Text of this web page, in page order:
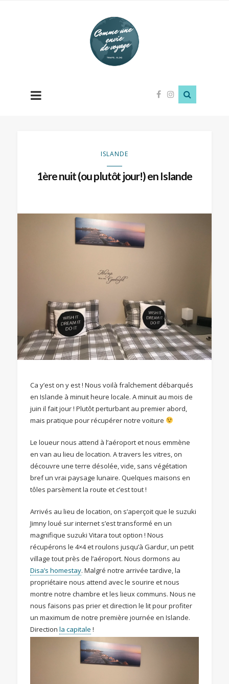
Comme
une
envie
de
ISLANDE
1ère nuit (ou plutôt jour!) en Islande
Ca y’est on y est ! Nous voilà fraîchement débarqués
en Islande à minuit heure locale. A minuit au mois de
juin il fait jour ! Plutôt perturbant au premier abord,
mais pratique pour récupérer notre voiture
Le loueur nous attend à l’aéroport et nous emmène
en van au lieu de location. A travers les vitres, on
découvre une terre désolée, vide, sans végétation
bref un vrai paysage lunaire. Quelques maisons en
tôles parsèment la route et c’est tout !
Arrivés au lieu de location, on s’aperçoit que le suzuki
Jimny loué sur internet s’est transformé en un
magnifique suzuki Vitara tout option ! Nous
récupérons le 4×4 et roulons jusqu’à Gardur, un petit
village tout près de l’aéroport. Nous dormons au
Disa’s homestay. Malgré notre arrivée tardive, la
propriétaire nous attend avec le sourire et nous
montre notre chambre et les lieux communs. Nous ne
nous faisons pas prier et direction le lit pour profiter
un maximum de notre première journée en Islande.
Direction la capitale !